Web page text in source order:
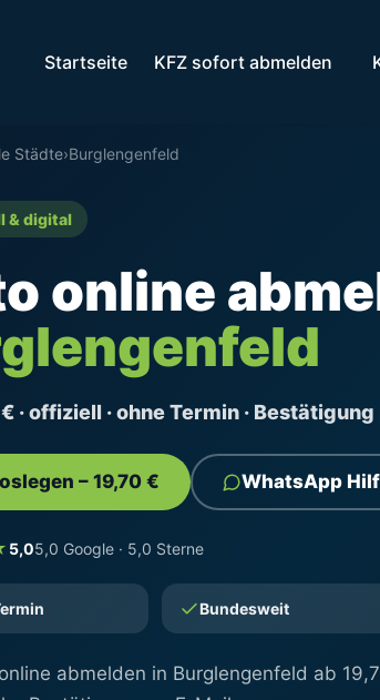
Startseite KFZ sofort abmelden
Städte›Burglengenfeld
& digital
online
· offiziell · ohne Termin ·
– 19,70 € WhatsApp
5,05,0 Google · 5,0 Sterne
Bundesweit
abmelden in Burglengenfeld ab